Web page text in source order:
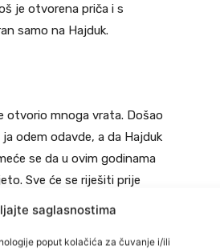
saglasnostima
poput kolačića za čuvanje i/ili
je otvorena priča i s
samo na Hajduk.
otvorio mnoga vrata. Došao
odem odavde, a da Hajduk
se da u ovim godinama
Sve će se riješiti prije
i mogući transfer) – kaže 28-